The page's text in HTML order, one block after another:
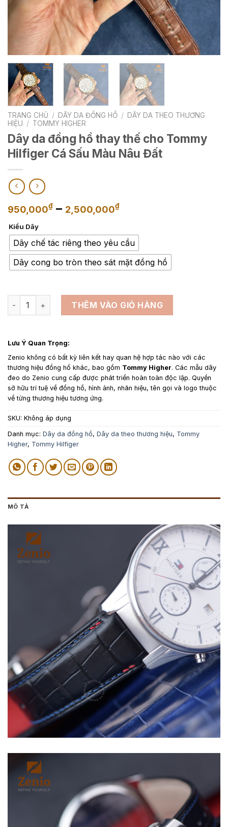
TRANG CHỦ / DÂY DA ĐỒNG HỒ / DÂY DA THEO THƯƠNG
HIỆU / TOMMY HIGHER
Dây da đồng hồ thay thế cho Tommy
Hilfiger Cá Sấu Màu Nâu Đất
950,000₫ – 2,500,000₫Khoảng
từ
950,000₫
đến
2,500,000₫
Kiểu Dây
Dây chế tác riêng theo yêu cầu
Dây cong bo tròn theo sát mặt đồng hồ
Dây da đồng hồ thay thế cho Tommy Hilfiger Cá Sấu Màu
THÊM VÀO GIỎ HÀNG
Lưu Ý Quan Trọng:
Zenio không có bất kỳ liên kết hay quan hệ hợp tác nào với các
thương hiệu đồng hồ khác, bao gồm Tommy Higher. Các mẫu dây
đeo do Zenio cung cấp được phát triển hoàn toàn độc lập. Quyền
sở hữu trí tuệ về đồng hồ, hình ảnh, nhãn hiệu, tên gọi và logo thuộc
về từng thương hiệu tương ứng.
SKU: Không áp dụng
Danh mục: Dây da đồng hồ, Dây da theo thương hiệu, Tommy
Higher, Tommy Hilfiger
MÔ TẢ